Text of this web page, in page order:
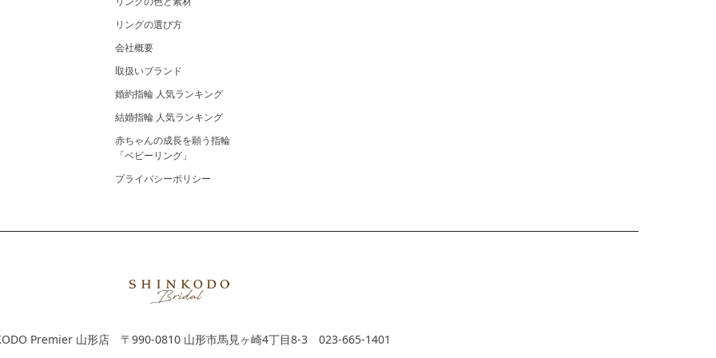
リングの選び方
会社概要
取扱いブランド
婚約指輪 人気ランキング
結婚指輪 人気ランキング
赤ちゃんの成長を願う指輪
「ベビーリング」
プライバシーポリシー
Premier 山形店 〒990-0810 山形市馬見ヶ崎4丁目8-3 023-665-1401